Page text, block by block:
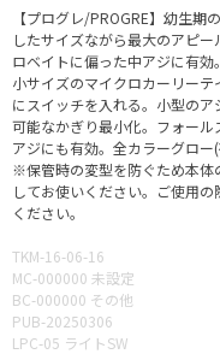
【プログレ/PROGRE】幼生
したサイズながら最大のアピ
ロベイトに偏った中アジに有
小サイズのマイクロカーリー
にスイッチを入れる。小型の
可能なかぎり最小化。フォー
アジにも有効。全カラーグロー
※保管時の変型を防ぐため本体
してお使いください。ご使用
ください。
TKM-16-06-16
MC-000000 未設定
BC-000000 その他
PUB-20250306
LPC-05 ライトSW